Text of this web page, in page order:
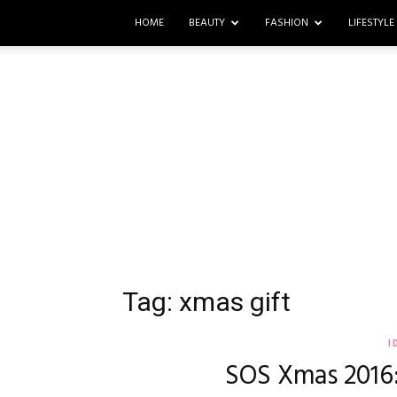
HOME BEAUTY FASHION LIFESTYLE
Tag: xmas gift
SOS Xmas